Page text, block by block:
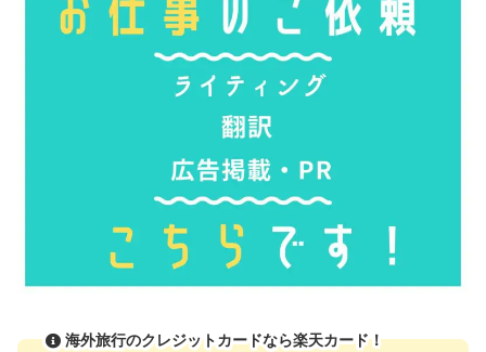
海外旅行のクレジットカードなら楽天カード！